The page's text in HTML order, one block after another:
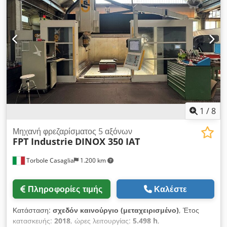
the spindle - Scraper belt chip conveyor, discharge height
1150 mm - LICON ECO-Mode (energy-efficient unit
operation) - Direct path measuring system on all axes -
Recorded operating hours, control voltage on = approx.
7,500 h Space required for operation: L x W x H: 9000 x
5000 x 3800 mm Space required for transport: L x W x H:
6100 x 4400 x 3600 mm Basic machine weight: approx. 21
tons Total weight: approx. 24 tons Very good condition
1 /8
Torbole Casaglia 1.200 km
Μηχανή φρεζαρίσματος 5 αξόνων
FPT Industrie DINOX 350 IAT
Πληροφορίες τιμής Καλέστε
Κατάσταση: σχεδόν καινούργιο (μεταχειρισμένο), Έτος
κατασκευής: 2018, ώρες λειτουργίας: 5.498 h,